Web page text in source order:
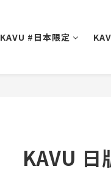
KAVU #日本限定
KAVU